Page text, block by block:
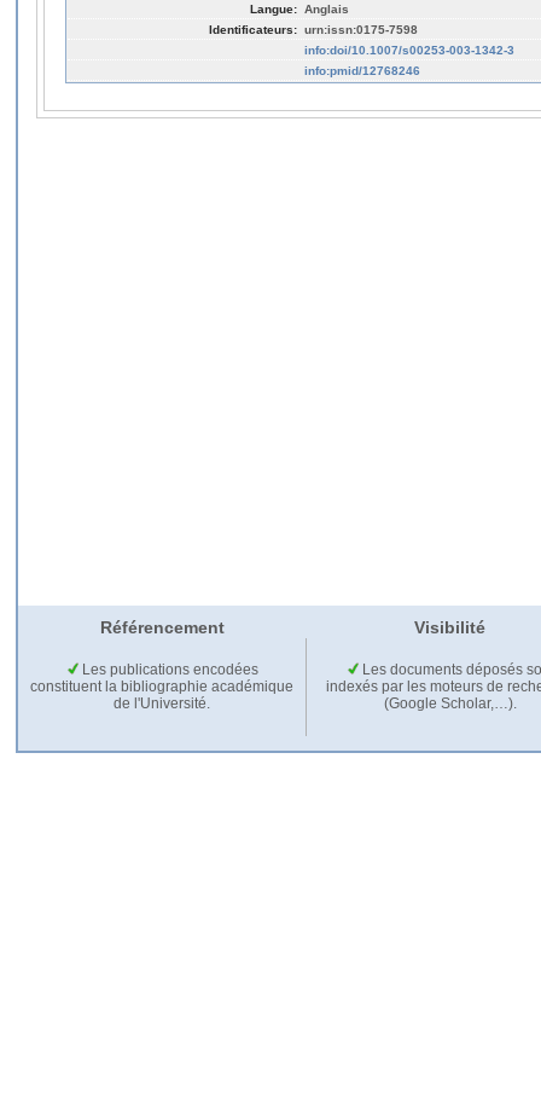
Langue: Anglais
Identificateurs: urn:issn:0175-7598
info:doi/10.1007/s00253-003-1342-3
info:pmid/12768246
Référencement Visibilité
Les publications encodées
constituent la bibliographie académique
de l'Université.
Les documents déposés
indexés par les moteurs de
(Google Scholar,…).